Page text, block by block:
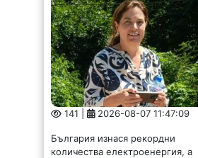
141 | 2026-08-07 11:47:09
България изнася рекордни
количества електроенергия, а
работи без затруднения въпреки
рекордно ниските нива на река